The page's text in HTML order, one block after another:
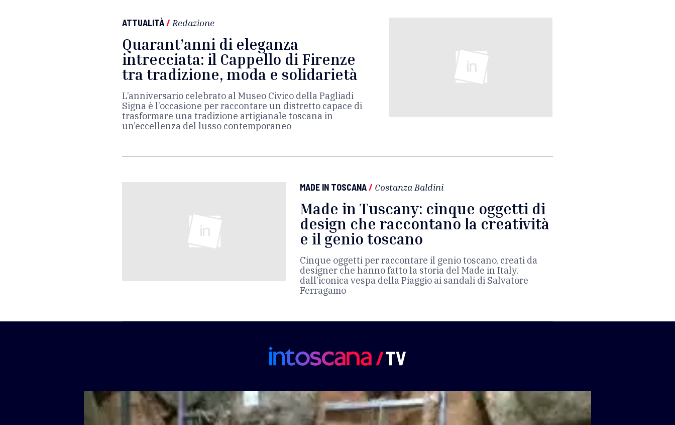
ATTUALITÀ/ Redazione
Quarant’anni di eleganza
intrecciata: il Cappello di Firenze
tra tradizione, moda e solidarietà
L’anniversario celebrato al Museo Civico della Pagliadi
Signa è l’occasione per raccontare un distretto capace di
trasformare una tradizione artigianale toscana in
un’eccellenza del lusso contemporaneo
MADE IN TOSCANA/ Costanza Baldini
Made in Tuscany: cinque oggetti di
design che raccontano la creatività
e il genio toscano
Cinque oggetti per raccontare il genio toscano, creati da
designer che hanno fatto la storia del Made in Italy,
dall’iconica vespa della Piaggio ai sandali di Salvatore
Ferragamo